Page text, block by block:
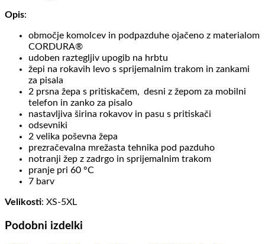
Opis:
območje komolcev in podpazduhe ojačeno z materialom
CORDURA®
udoben raztegljiv upogib na hrbtu
žepi na rokavih levo s sprijemalnim trakom in zankami
za­ pisala
2 prsna žepa s pritiskačem, desni z žepom za mobilni
telefon in zanko za pisalo
nastavljiva širina rokavov in pasu s pritiskači
odsevniki
2 velika poševna žepa
prezračevalna mrežasta tehnika pod pazduho
notranji žep z zadrgo in sprijemalnim trakom
pranje pri 60 °C
7 barv
Velikosti: XS-5XL
Podobni izdelki